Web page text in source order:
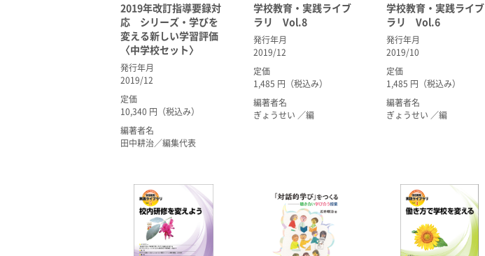
2019年改訂指導要録対
応 シリーズ・学びを
変える新しい学習評価
〈中学校セット〉
発行年月
2019/12
定価
10,340 円（税込み）
編著者名
田中耕治／編集代表
学校教育・実践ライブ
ラリ Vol.8
発行年月
2019/12
定価
1,485 円（税込み）
編著者名
ぎょうせい ／編
学校教育・実践ライブ
ラリ Vol.6
発行年月
2019/10
定価
1,485 円（税込み）
編著者名
ぎょうせい ／編